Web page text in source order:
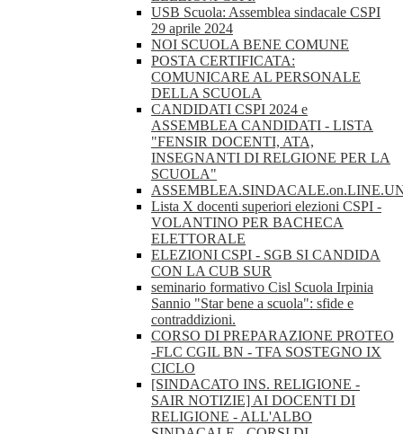
USB Scuola: Assemblea sindacale CSPI
29 aprile 2024
NOI SCUOLA BENE COMUNE
POSTA CERTIFICATA:
COMUNICARE AL PERSONALE
DELLA SCUOLA
CANDIDATI CSPI 2024 e
ASSEMBLEA CANDIDATI - LISTA
"FENSIR DOCENTI, ATA,
INSEGNANTI DI RELGIONE PER LA
SCUOLA"
Lista X docenti superiori elezioni CSPI -
VOLANTINO PER BACHECA
ELETTORALE
ELEZIONI CSPI - SGB SI CANDIDA
CON LA CUB SUR
seminario formativo Cisl Scuola Irpinia
Sannio "Star bene a scuola": sfide e
contraddizioni.
CORSO DI PREPARAZIONE PROTEO
-FLC CGIL BN - TFA SOSTEGNO IX
CICLO
[SINDACATO INS. RELIGIONE -
SAIR NOTIZIE] AI DOCENTI DI
RELIGIONE - ALL'ALBO